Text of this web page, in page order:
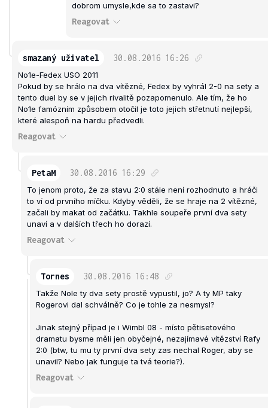
dobrom umysle,kde sa to zastavi?
Reagovat
smazaný uživatel 30.08.2016 16:26
No1e-Fedex USO 2011
Pokud by se hrálo na dva vítězné, Fedex by vyhrál 2-0 na sety a
tento duel by se v jejich rivalitě pozapomenulo. Ale tím, že ho
No1e famózním způsobem otočil je toto jejich střetnutí nejlepší,
které alespoň na hardu předvedli.
Reagovat
PetaM 30.08.2016 16:29
To jenom proto, že za stavu 2:0 stále není rozhodnuto a hráči
to ví od prvního míčku. Kdyby věděli, že se hraje na 2 vítězné,
začali by makat od začátku. Takhle soupeře první dva sety
unaví a v dalších třech ho dorazí.
Reagovat
Tornes 30.08.2016 16:48
Takže Nole ty dva sety prostě vypustil, jo? A ty MP taky
Rogerovi dal schválně? Co je tohle za nesmysl?
Jinak stejný případ je i Wimbl 08 - místo pětisetového
dramatu bysme měli jen obyčejné, nezajímavé vítězství Rafy
2:0 (btw, tu mu ty první dva sety zas nechal Roger, aby se
unavil? Nebo jak funguje ta tvá teorie?).
Reagovat